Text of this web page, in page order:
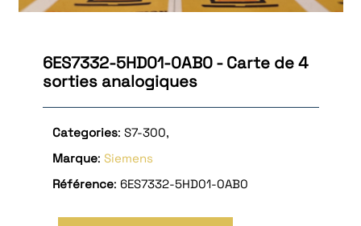
6ES7332-5HD01-0AB0 - Carte de 4
sorties analogiques
Categories: S7-300,
Marque: Siemens
Référence: 6ES7332-5HD01-0AB0